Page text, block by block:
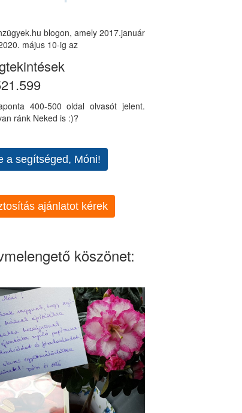
blogon, amely 2017.január
május 10-ig az
400-500 oldal olvasót jelent.
ránk Neked is :)?
a segítséged, Móni!
ajánlatot kérek
köszönet: